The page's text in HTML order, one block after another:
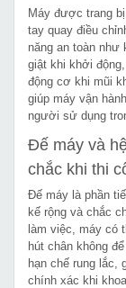
Máy được trang
tay quay điều
năng an toàn như
giật khi khởi
động cơ khi mũi
giúp máy vận
người sử dụng
Đế máy và
chắc khi thi
Đế máy là phần
kế rộng và chắc
làm việc, máy có
hút chân không
hạn chế rung lắc,
chính xác khi